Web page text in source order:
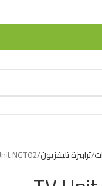
ترابيزة تليفزيون NGT02